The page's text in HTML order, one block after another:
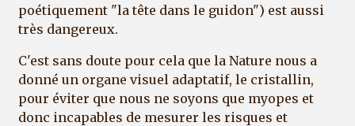
poétiquement "la tête dans le guidon") est aussi
très dangereux.
C'est sans doute pour cela que la Nature nous a
donné un organe visuel adaptatif, le cristallin,
pour éviter que nous ne soyons que myopes et
donc incapables de mesurer les risques et